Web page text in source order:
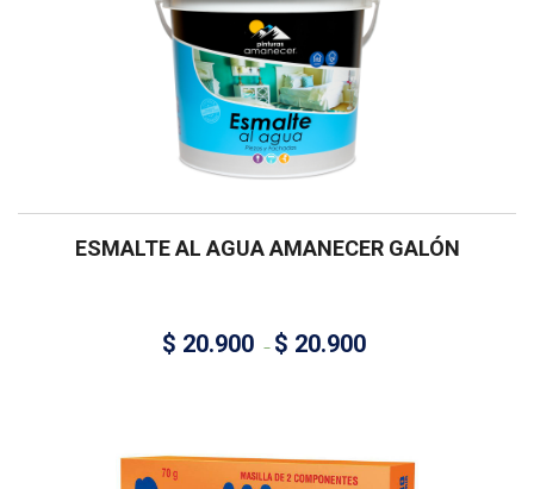
ESMALTE AL AGUA AMANECER GALÓN
$ 20.900 – $ 20.900